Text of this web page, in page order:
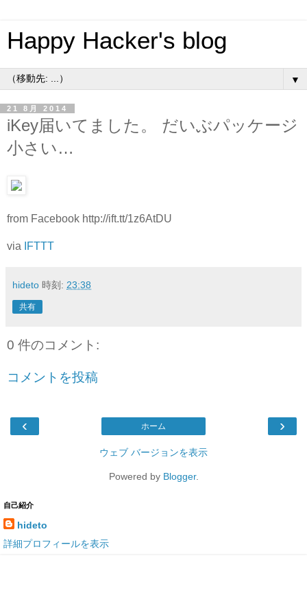
Happy Hacker's blog
▼
21 8月 2014
iKey届いてました。 だいぶパッケージ
小さい…
from Facebook http://ift.tt/1z6AtDU
via IFTTT
hideto 時刻: 23:38
共有
0 件のコメント:
コメントを投稿
‹ ›
ホーム
ウェブ バージョンを表示
Powered by Blogger.
自己紹介
hideto
詳細プロフィールを表示